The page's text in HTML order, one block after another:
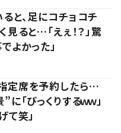
と、足にコチョコチ
見ると…「えぇ！？」驚
よかった」
定席を予約したら…
「びっくりするｗｗ」
て笑」